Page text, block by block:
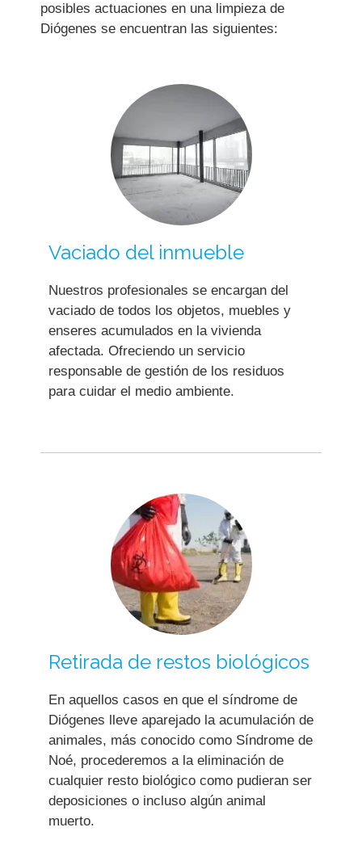
posibles actuaciones en una limpieza de
Diógenes se encuentran las siguientes:
Vaciado del inmueble
Nuestros profesionales se encargan del
vaciado de todos los objetos, muebles y
enseres acumulados en la vivienda
afectada. Ofreciendo un servicio
responsable de gestión de los residuos
para cuidar el medio ambiente.
Retirada de restos biológicos
En aquellos casos en que el síndrome de
Diógenes lleve aparejado la acumulación de
animales, más conocido como Síndrome de
Noé, procederemos a la eliminación de
cualquier resto biológico como pudieran ser
deposiciones o incluso algún animal
muerto.